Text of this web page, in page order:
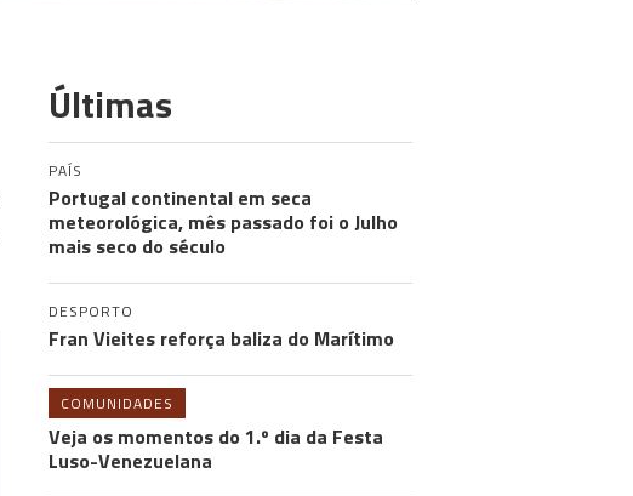
Últimas
PAÍS
Portugal continental em seca
meteorológica, mês passado foi o Julho
mais seco do século
DESPORTO
Fran Vieites reforça baliza do Marítimo
COMUNIDADES
Veja os momentos do 1.º dia da Festa
Luso-Venezuelana